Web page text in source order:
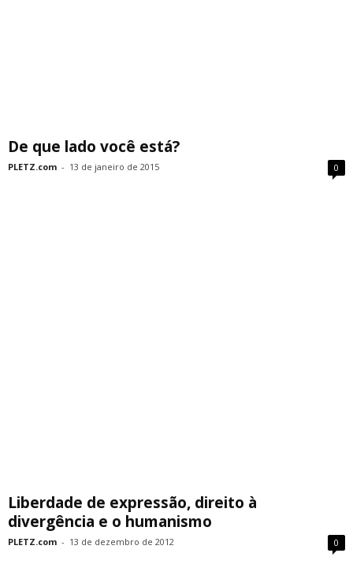
De que lado você está?
PLETZ.com - 13 de janeiro de 2015 0
Liberdade de expressão, direito à
divergência e o humanismo
PLETZ.com - 13 de dezembro de 2012 0